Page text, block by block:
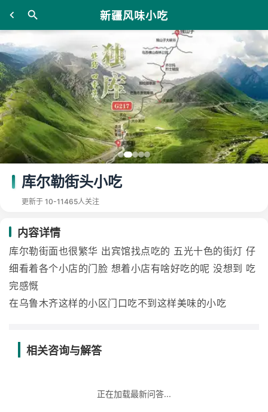
新疆风味小吃
库尔勒街头小吃
更新于 10-11465人关注
内容详情
库尔勒街面也很繁华 出宾馆找点吃的 五光十色的街灯 仔
细看着各个小店的门脸 想着小店有啥好吃的呢 没想到 吃
完感慨
在乌鲁木齐这样的小区门口吃不到这样美味的小吃
相关咨询与解答
正在加载最新问答...